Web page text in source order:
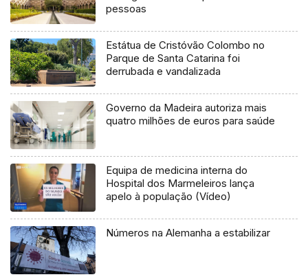
pessoas
Estátua de Cristóvão Colombo no
Parque de Santa Catarina foi
derrubada e vandalizada
Governo da Madeira autoriza mais
quatro milhões de euros para saúde
Equipa de medicina interna do
Hospital dos Marmeleiros lança
apelo à população (Vídeo)
Números na Alemanha a estabilizar